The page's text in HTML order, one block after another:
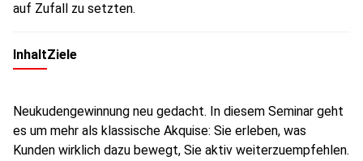
auf Zufall zu setzten.
InhaltZiele
Neukudengewinnung neu gedacht. In diesem Seminar geht
es um mehr als klassische Akquise: Sie erleben, was
Kunden wirklich dazu bewegt, Sie aktiv weiterzuempfehlen.